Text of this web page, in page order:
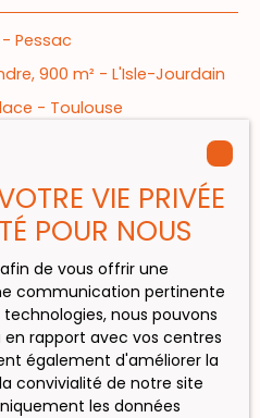
Pessac
900 m² - L'Isle-Jourdain
- Toulouse
Saint-GaudensVIE PRIVÉE
POUR NOUS
de vous offrir une
communication pertinente
nous pouvons
rapport avec vos centres
également d'améliorer la
convivialité de notre site
les données